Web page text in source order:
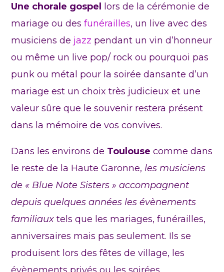
Une chorale gospel
lors de la cérémonie de
mariage ou desfunérailles, un live avec des
musiciens de jazz pendant un vin d’honneur
ou même un live pop/ rock ou pourquoi pas
punk ou métal pour la soirée dansante d’un
mariage est un choix très judicieux et une
valeur sûre que le souvenir restera présent
dans la mémoire de vos convives.
Dans les environs de Toulouse comme dans
le reste de la Haute Garonne, les musiciens
de « Blue Note Sisters » accompagnent
depuis quelques années les évènements
familiauxtels que les mariages, funérailles,
anniversaires mais pas seulement. Ils se
produisent lors des fêtes de village, les